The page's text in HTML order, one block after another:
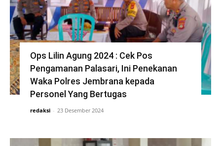
Ops Lilin Agung 2024 : Cek Pos
Pengamanan Palasari, Ini Penekanan
Waka Polres Jembrana kepada
Personel Yang Bertugas
redaksi - 23 Desember 2024